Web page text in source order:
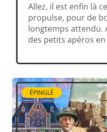
Allez, il est enfin là
propulse, pour de
longtemps attendu.
des petits apéros
comme il se doit !
[…]
ÉPINGLÉ